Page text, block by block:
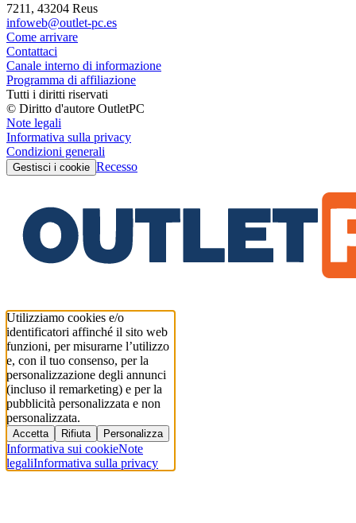
7211, 43204 Reus
infoweb@outlet-pc.es
Come arrivare
Contattaci
Canale interno di informazione
Programma di affiliazione
Tutti i diritti riservati
© Diritto d'autore OutletPC
Note legali
Informativa sulla privacy
Condizioni generali
Gestisci i cookie Recesso
Utilizziamo cookies e/o
identificatori affinché il sito web
funzioni, per misurarne l’utilizzo
e, con il tuo consenso, per la
personalizzazione degli annunci
(incluso il remarketing) e per la
pubblicità personalizzata e non
personalizzata.
Accetta Rifiuta Personalizza
Informativa sui cookieNote
legaliInformativa sulla privacy